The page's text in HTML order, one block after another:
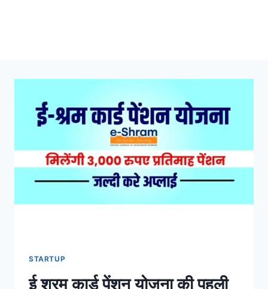
STARTUP
ई श्रम कार्ड पेंशन योजना की पहली